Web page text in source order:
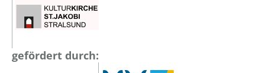
gefördert durch: